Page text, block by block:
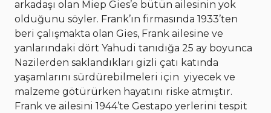
arkadaşı olan Miep Gies’e bütün ailesinin yok
olduğunu söyler. Frank’ın firmasında 1933’ten
beri çalışmakta olan Gies, Frank ailesine ve
yanlarındaki dört Yahudi tanıdığa 25 ay boyunca
Nazilerden saklandıkları gizli çatı katında
yaşamlarını sürdürebilmeleri için yiyecek ve
malzeme götürürken hayatını riske atmıştır.
Frank ve ailesini 1944’te Gestapo yerlerini tespit